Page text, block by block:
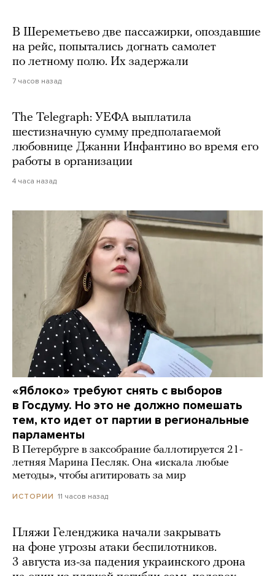
В Шереметьево две пассажирки, опоздавшие
на рейс, попытались догнать самолет
по летному полю. Их задержали
7 часов назад
The Telegraph: УЕФА выплатила
шестизначную сумму предполагаемой
любовнице Джанни Инфантино во время его
работы в организации
4 часа назад
«Яблоко» требуют снять с выборов
в Госдуму. Но это не должно помешать
тем, кто идет от партии в региональные
парламенты
В Петербурге в заксобрание баллотируется 21-
летняя Марина Песляк. Она «искала любые
методы», чтобы агитировать за мир
ИСТОРИИ 11 часов назад
Пляжи Геленджика начали закрывать
на фоне угрозы атаки беспилотников.
3 августа из-за падения украинского дрона